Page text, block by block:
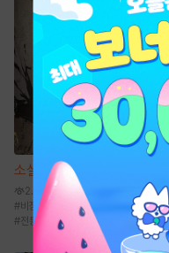
소설 팔면도도 [단행본]
2.2만
#비장함 검객/무사 복수물
먼치킨
#전통무협